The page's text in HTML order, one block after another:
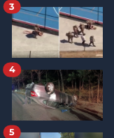
3
4
5